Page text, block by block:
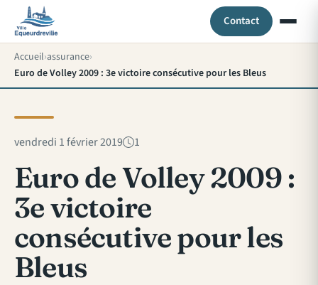
Contact
Accueil assurance
Euro de Volley 2009 : 3e victoire consécutive pour les Bleus
vendredi 1 février 2019 1
Euro de Volley 2009 :
3e victoire
consécutive pour les
Bleus